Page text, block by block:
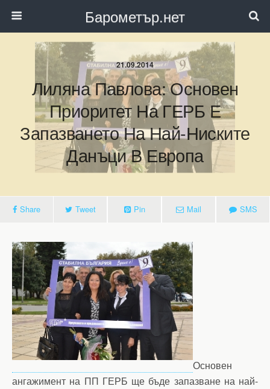
Барометър.нет
21.09.2014
Лиляна Павлова: Основен
Приоритет На ГЕРБ Е
Запазването На Най-Ниските
Данъци В Европа
Share Tweet Pin Mail SMS
Основен
ангажимент на ПП ГЕРБ ще бъде запазване на най-